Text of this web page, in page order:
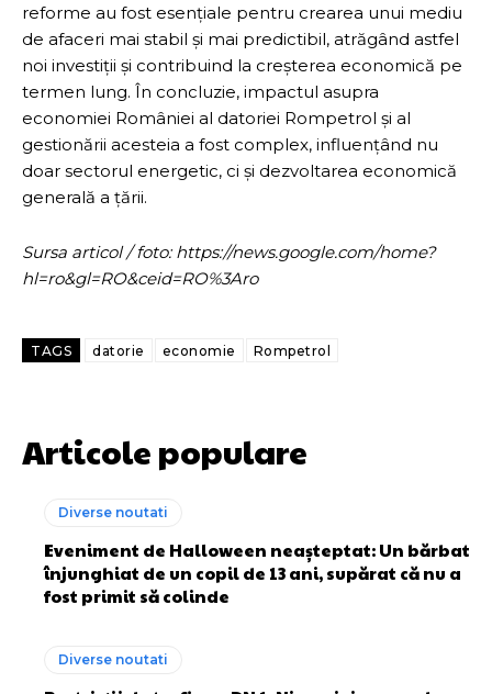
reforme au fost esențiale pentru crearea unui mediu
de afaceri mai stabil și mai predictibil, atrăgând astfel
noi investiții și contribuind la creșterea economică pe
termen lung. În concluzie, impactul asupra
economiei României al datoriei Rompetrol și al
gestionării acesteia a fost complex, influențând nu
doar sectorul energetic, ci și dezvoltarea economică
generală a țării.
Sursa articol / foto: https://news.google.com/home?
hl=ro&gl=RO&ceid=RO%3Aro
TAGS datorie economie Rompetrol
Articole populare
Diverse noutati
Eveniment de Halloween neașteptat: Un bărbat
înjunghiat de un copil de 13 ani, supărat că nu a
fost primit să colinde
Diverse noutati